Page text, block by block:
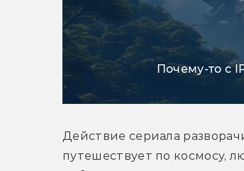
Почему-то с
Действие сериала
путешествует по космосу,